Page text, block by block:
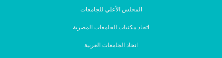
المجلس الأعلي للجامعات
اتحاد مكتبات الجامعات المصرية
اتحاد الجامعات العربية